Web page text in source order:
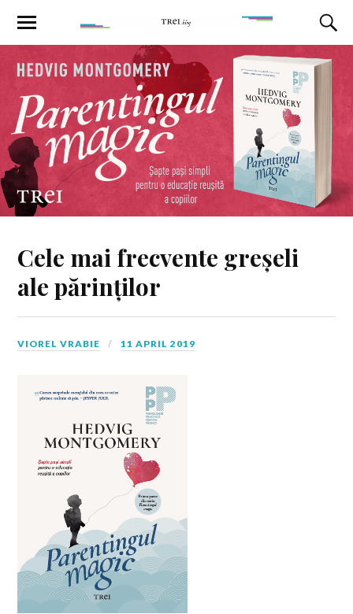
Cele mai frecvente greșeli
ale părinților
VIOREL VRABIE 11 APRIL 2019